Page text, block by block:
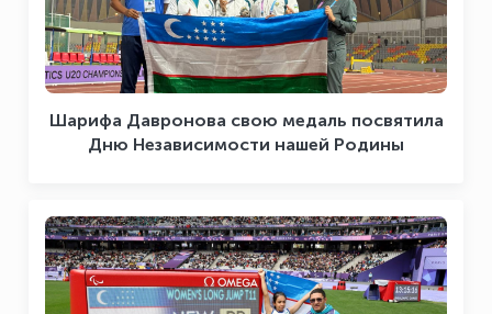
Шарифа Давронова свою медаль посвятила
Дню Независимости нашей Родины